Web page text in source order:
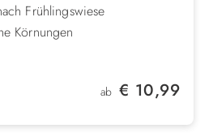
Frühlingswiese
Körnungen
Regulärer Preis:
ab € 10,99